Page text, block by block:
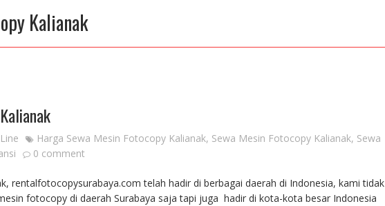
Kalianak
Harga Sewa Mesin Fotocopy Kalianak, Sewa Mesin Fotocopy Kalianak, Sewa
0 comment
rentalfotocopysurabaya.com telah hadir di berbagai daerah di Indonesia, kami tidak
fotocopy di daerah Surabaya saja tapi juga hadir di kota-kota besar Indonesia